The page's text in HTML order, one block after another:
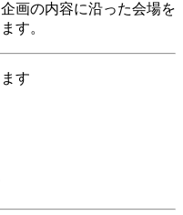
画の内容に沿った会場を
す。
す